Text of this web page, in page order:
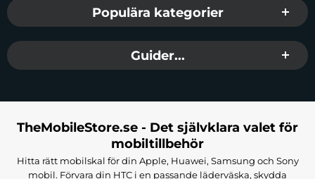
Populära kategorier
Guider...
TheMobileStore.se - Det självklara valet för
mobiltillbehör
Hitta rätt mobilskal för din Apple, Huawei, Samsung och Sony
mobil. Förvara din HTC i en passande läderväska, skydda